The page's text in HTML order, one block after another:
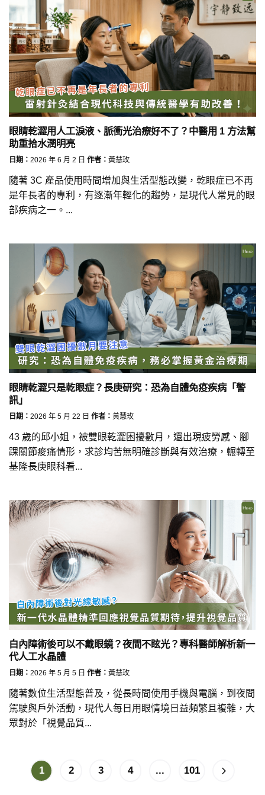
眼睛乾澀用人工淚液、脈衝光治療好不了？中醫用 1 方法幫
助重拾水潤明亮
日期： 2026 年 6 月 2 日 作者： 黃慧玫
隨著 3C 產品使用時間增加與生活型態改變，乾眼症已不再
是年長者的專利，有逐漸年輕化的趨勢，是現代人常見的眼
部疾病之一。...
眼睛乾澀只是乾眼症？長庚研究：恐為自體免疫疾病「警
訊」
日期： 2026 年 5 月 22 日 作者： 黃慧玫
43 歲的邱小姐，被雙眼乾澀困擾數月，還出現疲勞感、腳
踝關節痠痛情形，求診均苦無明確診斷與有效治療，輾轉至
基隆長庚眼科看...
白內障術後可以不戴眼鏡？夜間不眩光？專科醫師解析新一
代人工水晶體
日期： 2026 年 5 月 5 日 作者： 黃慧玫
隨著數位生活型態普及，從長時間使用手機與電腦，到夜間
駕駛與戶外活動，現代人每日用眼情境日益頻繁且複雜，大
眾對於「視覺品質...
1 2 3 4 ... 101